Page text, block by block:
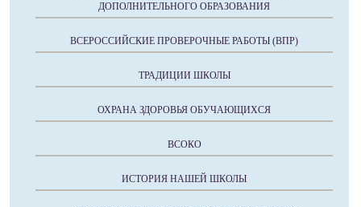
ДОПОЛНИТЕЛЬНОГО ОБРАЗОВАНИЯ
ВСЕРОССИЙСКИЕ ПРОВЕРОЧНЫЕ РАБОТЫ (ВПР)
ТРАДИЦИИ ШКОЛЫ
ОХРАНА ЗДОРОВЬЯ ОБУЧАЮЩИХСЯ
ВСОКО
ИСТОРИЯ НАШЕЙ ШКОЛЫ